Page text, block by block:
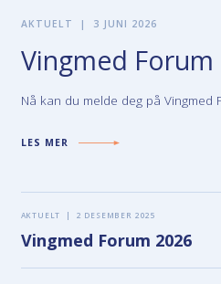
AKTUELT | 3 JUNI 2026
Vingmed Forum
Nå kan du melde deg på Vingmed
LES MER
AKTUELT | 2 DESEMBER 2025
Vingmed Forum 2026